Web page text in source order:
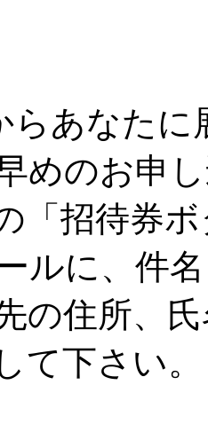
らあなた
めのお申
「招待券
ルに、件
の住所、
て下さい。